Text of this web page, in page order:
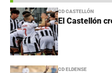
CD CASTELLÓN
El Castellón
CD ELDENSE